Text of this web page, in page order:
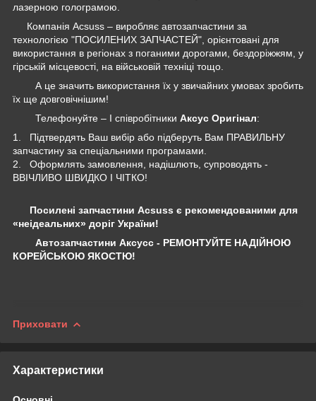
лазерною голограмою.
Компанія Acsuss – виробляє автозапчастини за
технологією "ПОСИЛЕНИХ ЗАПЧАСТЕЙ", орієнтовані для
використання в регіонах з поганими дорогами, бездоріжжям, у
гірській місцевості, на військовій техніці тощо.
А це значить використання їх у звичайних умовах зробить
їх ще довговічнішим!
Телефонуйте – І співробітники Аксус Оригінал:
1. Підтвердять Ваш вибір або підберуть Вам ПРАВИЛЬНУ
запчастину за спеціальними програмами.
2. Оформлять замовлення, надішлють, супроводять -
ВВІЧЛИВО ШВИДКО І ЧІТКО!
Посилені запчастини Acsuss є рекомендованими для
«неідеальних» доріг України!
Автозапчастини Аксусс - РЕМОНТУЙТЕ НАДІЙНОЮ
КОРЕЙСЬКОЮ ЯКОСТЮ!
Приховати
Характеристики